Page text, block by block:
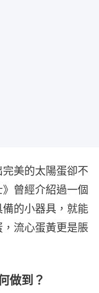
美的太陽蛋卻不
曾經介紹過一個
的小器具，就能
流心蛋黃更是脹
做到？